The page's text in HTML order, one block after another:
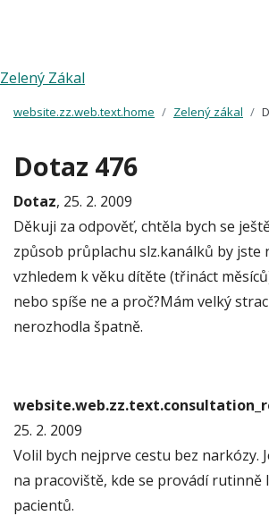
Zelený Zákal
website.zz.web.text.home Zelený zákal
Dotaz 476
Dotaz, 25. 2. 2009
Děkuji za odpověť, chtěla bych se
způsob průplachu slz.kanálků by jste
vzhledem k věku dítěte (třináct
nebo spíše ne a proč?Mám velký
nerozhodla špatně.
25. 2. 2009
Volil bych nejprve cestu bez narkózy.
na pracoviště, kde se provádí rutinně
pacientů.